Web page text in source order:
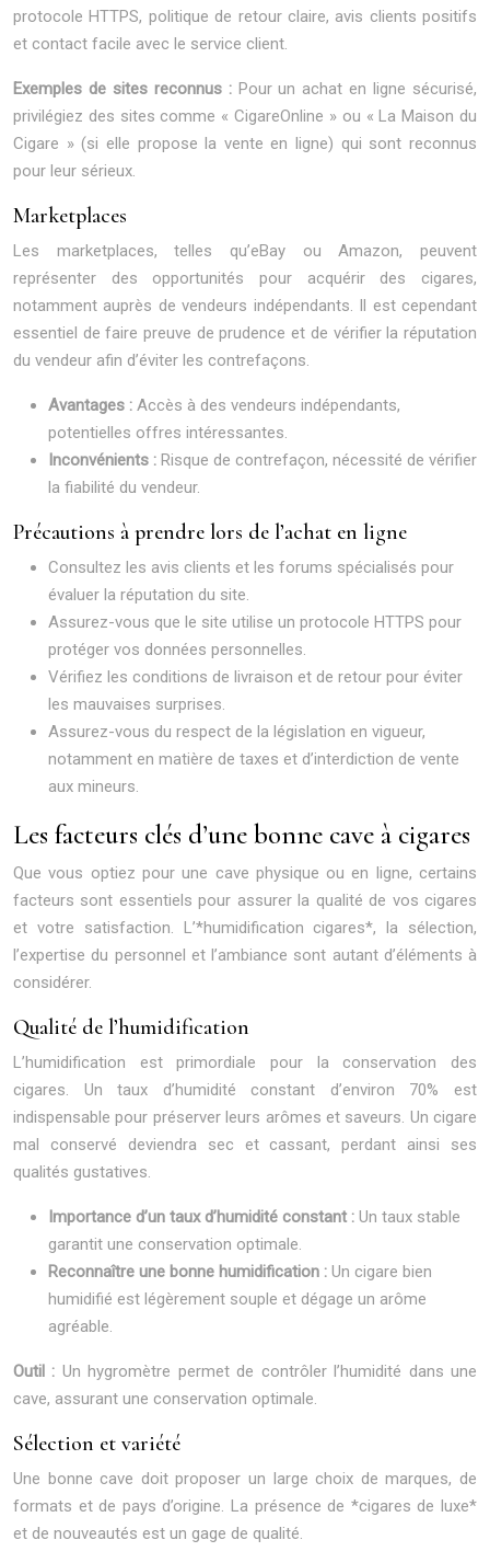
protocole HTTPS, politique de retour claire, avis clients positifs
et contact facile avec le service client.
Exemples de sites reconnus : Pour un achat en ligne sécurisé,
privilégiez des sites comme « CigareOnline » ou « La Maison du
Cigare » (si elle propose la vente en ligne) qui sont reconnus
pour leur sérieux.
Marketplaces
Les marketplaces, telles qu’eBay ou Amazon, peuvent
représenter des opportunités pour acquérir des cigares,
notamment auprès de vendeurs indépendants. Il est cependant
essentiel de faire preuve de prudence et de vérifier la réputation
du vendeur afin d’éviter les contrefaçons.
Avantages : Accès à des vendeurs indépendants,
potentielles offres intéressantes.
Inconvénients : Risque de contrefaçon, nécessité de vérifier
la fiabilité du vendeur.
Précautions à prendre lors de l’achat en ligne
Consultez les avis clients et les forums spécialisés pour
évaluer la réputation du site.
Assurez-vous que le site utilise un protocole HTTPS pour
protéger vos données personnelles.
Vérifiez les conditions de livraison et de retour pour éviter
les mauvaises surprises.
Assurez-vous du respect de la législation en vigueur,
notamment en matière de taxes et d’interdiction de vente
aux mineurs.
Les facteurs clés d’une bonne cave à cigares
Que vous optiez pour une cave physique ou en ligne, certains
facteurs sont essentiels pour assurer la qualité de vos cigares
et votre satisfaction. L’*humidification cigares*, la sélection,
l’expertise du personnel et l’ambiance sont autant d’éléments à
considérer.
Qualité de l’humidification
L’humidification est primordiale pour la conservation des
cigares. Un taux d’humidité constant d’environ 70% est
indispensable pour préserver leurs arômes et saveurs. Un cigare
mal conservé deviendra sec et cassant, perdant ainsi ses
qualités gustatives.
Importance d’un taux d’humidité constant : Un taux stable
garantit une conservation optimale.
Reconnaître une bonne humidification : Un cigare bien
humidifié est légèrement souple et dégage un arôme
agréable.
Outil : Un hygromètre permet de contrôler l’humidité dans une
cave, assurant une conservation optimale.
Sélection et variété
Une bonne cave doit proposer un large choix de marques, de
formats et de pays d’origine. La présence de *cigares de luxe*
et de nouveautés est un gage de qualité.